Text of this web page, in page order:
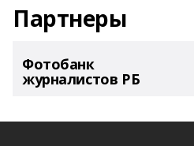
Партнеры
Фотобанк
журналистов РБ